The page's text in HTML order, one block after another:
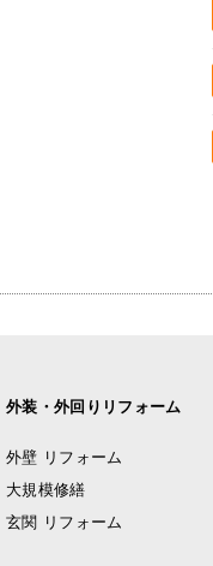
外装・外回りリフォーム
外壁 リフォーム
大規模修繕
玄関 リフォーム